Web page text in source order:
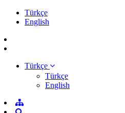
Türkçe
English
Türkçe
Türkçe
English